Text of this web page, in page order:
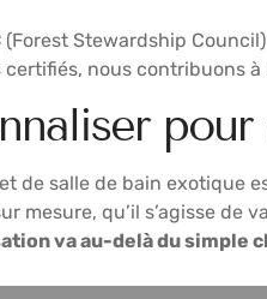
(Forest Stewardship
nous contribuons
de salle de bain exotique
mesure, qu’il s’agisse
va au-delà du simple